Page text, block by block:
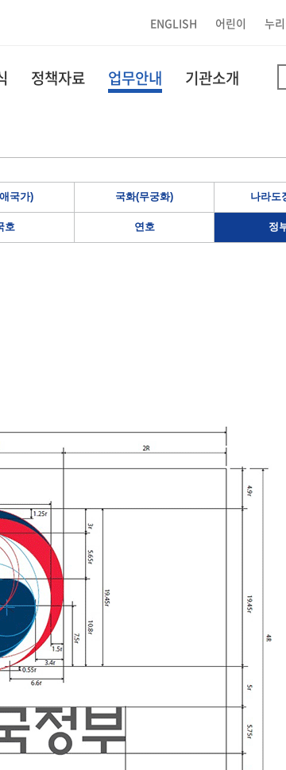
ENGLISH 어린이 누
정책자료 업무안내 기관소개
국가) 국화(무궁화) 나라도
호 연호 정